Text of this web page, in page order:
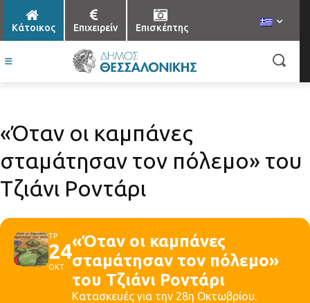
Κάτοικος Επιχειρείν Επισκέπτης
«Όταν οι καμπάνες
σταμάτησαν τον πόλεμο» του
Τζιάνι Ροντάρι
ΤΡ
24
ΟΚΤ
«Όταν οι καμπάνες
σταμάτησαν τον πόλεμο»
του Τζιάνι Ροντάρι
Κατασκευές για την 28η Οκτωβρίου.